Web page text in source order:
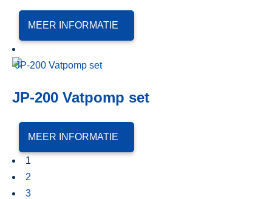
MEER INFORMATIE
JP-200 Vatpomp set
MEER INFORMATIE
1
2
3